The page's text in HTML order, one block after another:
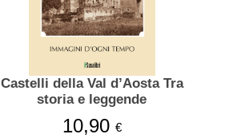
Castelli della Val d’Aosta Tra
storia e leggende
10,90 €